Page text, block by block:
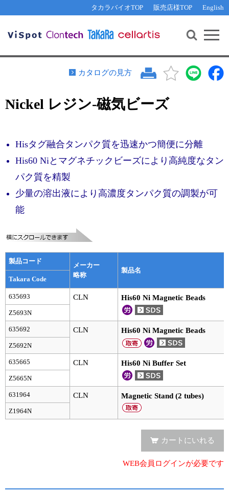
タカラバイオTOP 販売店様TOP English
機能解析・サイレンシング
PCR・等温増幅
装置・ソフトウェア
テクニカルサポートライン
その他 ライセンスに関するご相談
遺伝子組換え生物該当製品
研究支援ツール
Cut-Site Navigator 制限酵素切断サイトの検索
In-Fusion Cloning プライマー設計
抗体検索サイト
リアルタイムPCR （プローブ法）
プライマー・プローブ検索・注文
機器ソフトウェア・ベクター配列ダウンロード
ラーニングセンター
リアルタイムPCR実験ガイド
遺伝子検査ガイド（食品・水質・家畜他）
NGSポータルサイト
細胞選択ガイド
エピジェネティクス実験ガイド
RNAi実験ガイド
お問い合わせ WEB会員登録
カタログの見方
Nickel レジン-磁気ビーズ
Hisタグ融合タンパク質を迅速かつ簡便に分離
His60 Niとマグネチックビーズにより高純度なタン
パク質を精製
少量の溶出液により高濃度タンパク質の調製が可
能
製品コード
メーカー
略称
製品名
Takara Code
635693 CLN His60 Ni Magnetic Beads
Z5693N
635692 CLN His60 Ni Magnetic Beads
Z5692N
635665 CLN His60 Ni Buffer Set
Z5665N
631964 CLN Magnetic Stand (2 tubes)
Z1964N
カートにいれる
WEB会員ログインが必要です